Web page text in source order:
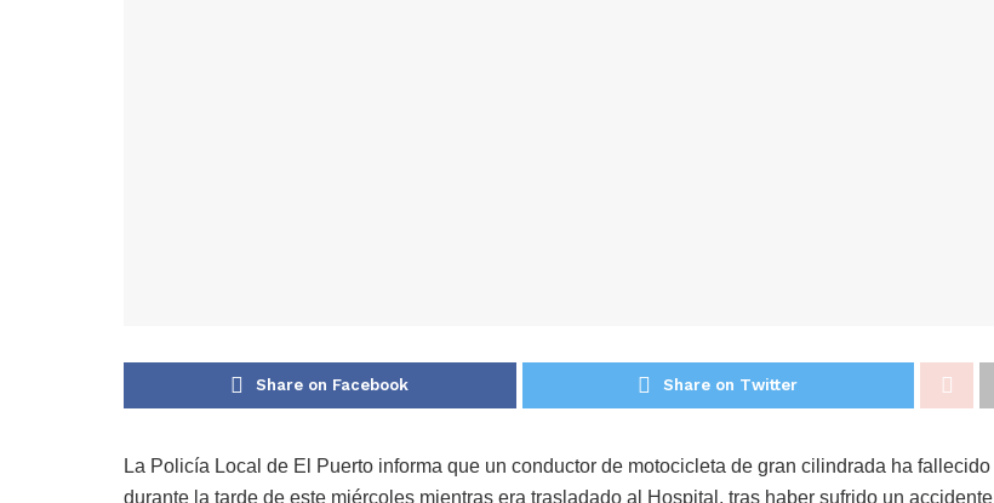
Share on Facebook Share on Twitter
La Policía Local de El Puerto informa que un conductor de motocicleta de gran cilindrada ha fallecido
durante la tarde de este miércoles mientras era trasladado al Hospital, tras haber sufrido un accidente